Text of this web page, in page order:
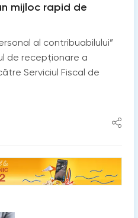
mijloc rapid de
al contribuabilului”
de recepționare a
Serviciul Fiscal de